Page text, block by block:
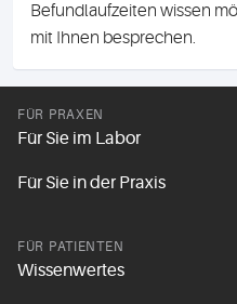
Befundlaufzeiten wissen
mit Ihnen besprechen.
FÜR PRAXEN
Für Sie im Labor
Für Sie in der Praxis
FÜR PATIENTEN
Wissenwertes